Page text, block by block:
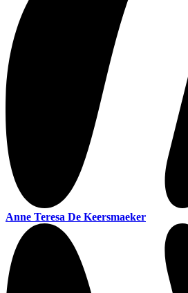
Anne Teresa De Keersmaeker